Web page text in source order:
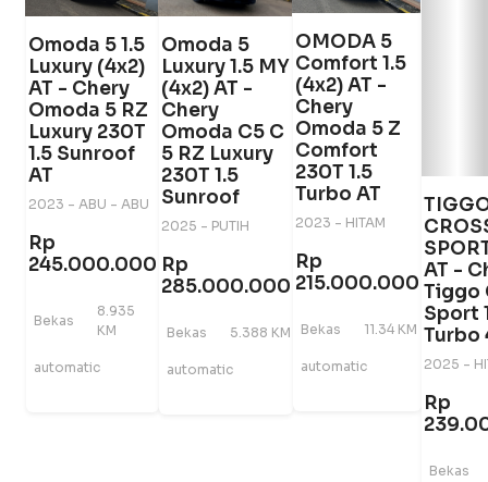
Omoda 5 1.5
Luxury (4x2)
AT - Chery
Omoda 5 RZ
Luxury 230T
1.5 Sunroof
AT
2023 - ABU - ABU
Rp
245.000.000
Bekas
8.935
KM
automatic
Omoda 5
Luxury 1.5 MY
(4x2) AT -
Chery
Omoda C5 C
5 RZ Luxury
230T 1.5
Sunroof
2025 - PUTIH
Rp
285.000.000
Bekas 5.388 KM
automatic
OMODA 5
Comfort 1.5
(4x2) AT -
Chery
Omoda 5 Z
Comfort
230T 1.5
Turbo AT
2023 - HITAM
Rp
215.000.000
Bekas 11.34 KM
automatic
AT -
Tiggo
Sport
Turbo
2025 -
Rp
Bekas